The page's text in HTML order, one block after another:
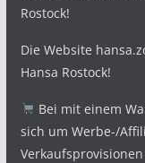
Rostock!
Die Website
Hansa Rostock!
Bei mit einem
sich um Werbe-/